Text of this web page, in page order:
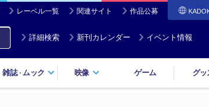
レーベル一覧 関連サイト 作品公募
詳細検索 新刊カレンダー イベント情報
雑誌・ ムック 映像 ゲーム グッ